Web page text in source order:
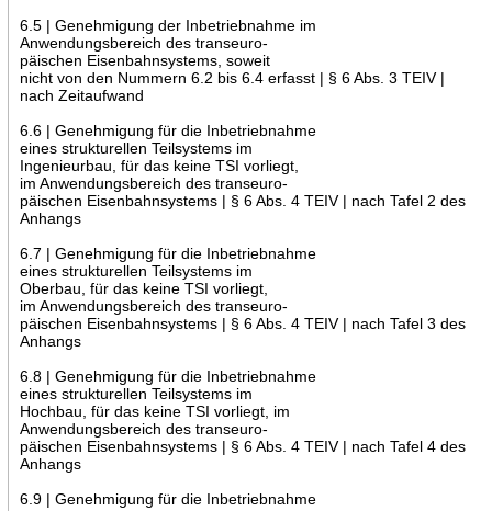
6.5 | Genehmigung der Inbetriebnahme im
Anwendungsbereich des transeuro-
päischen Eisenbahnsystems, soweit
nicht von den Nummern 6.2 bis 6.4 erfasst | § 6 Abs. 3 TEIV |
nach Zeitaufwand
6.6 | Genehmigung für die Inbetriebnahme
eines strukturellen Teilsystems im
Ingenieurbau, für das keine TSI vorliegt,
im Anwendungsbereich des transeuro-
päischen Eisenbahnsystems | § 6 Abs. 4 TEIV | nach Tafel 2 des
Anhangs
6.7 | Genehmigung für die Inbetriebnahme
eines strukturellen Teilsystems im
Oberbau, für das keine TSI vorliegt,
im Anwendungsbereich des transeuro-
päischen Eisenbahnsystems | § 6 Abs. 4 TEIV | nach Tafel 3 des
Anhangs
6.8 | Genehmigung für die Inbetriebnahme
eines strukturellen Teilsystems im
Hochbau, für das keine TSI vorliegt, im
Anwendungsbereich des transeuro-
päischen Eisenbahnsystems | § 6 Abs. 4 TEIV | nach Tafel 4 des
Anhangs
6.9 | Genehmigung für die Inbetriebnahme